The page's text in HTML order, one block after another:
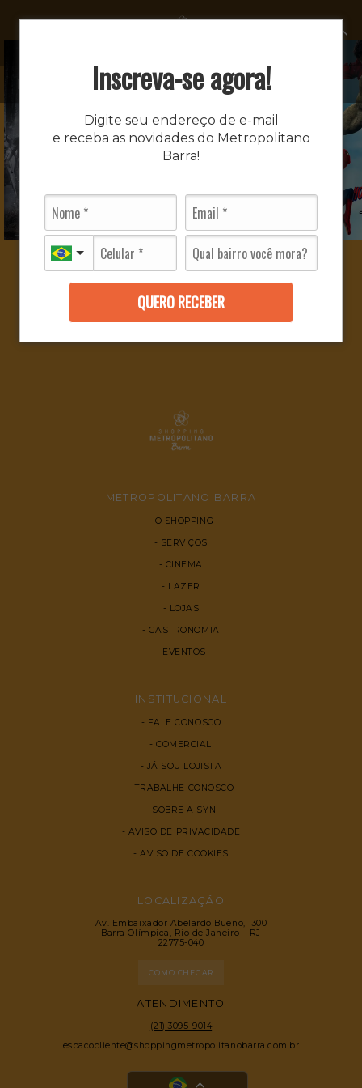
Inscreva-se agora!
Digite seu endereço de e-mail
e receba as novidades do Metropolitano
Barra!
QUERO RECEBER
METROPOLITANO BARRA
O SHOPPING
SERVIÇOS
CINEMA
LAZER
LOJAS
GASTRONOMIA
EVENTOS
INSTITUCIONAL
FALE CONOSCO
COMERCIAL
JÁ SOU LOJISTA
TRABALHE CONOSCO
SOBRE A SYN
AVISO DE PRIVACIDADE
AVISO DE COOKIES
LOCALIZAÇÃO
Av. Embaixador Abelardo Bueno, 1300
Barra Olímpica, Rio de Janeiro – RJ
22775-040
COMO CHEGAR
ATENDIMENTO
(21) 3095-9014
espacocliente@shoppingmetropolitanobarra.com.br